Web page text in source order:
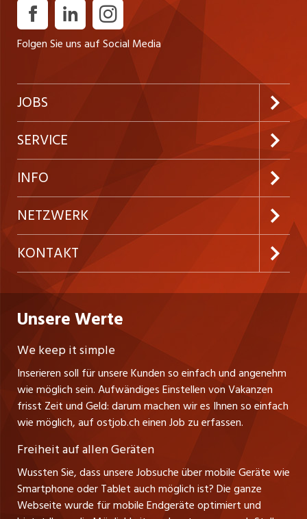
Folgen Sie uns auf Social Media
JOBS
Jobabo abonnieren
Neue Stellen
Festanstellungen
Temporäre Jobs
Freelance Jobs
Praktika
Lehrstellen
Führungspositionen
Management / Kader-Jobs
Berufsgruppen
Top-Regionen
SERVICE
Kundenlogin
Inserieren
Firmen
Personalvermittler
INFO
Preise & Leistungen
AGB
Datenschutzerklärung
Nutzungsbedingungen
Stellenmeldepflicht
Schnittstelle
Impressum
NETZWERK
westjob.at
nicejob.de
myjob.ch
zentraljob.ch
jobbasel.ch
jobbern.ch
jobmittelland.ch
jobzüri.ch
schaffu.ch (VS)
KONTAKT
CH Media Classifieds AG
Fürstenlandstrasse 122
CH-9001 St. Gallen
Tel. +41 71 272 73 80
info@ostjob.ch/inserate@ostjob.ch
Henrik Jasek
Leiter ostjob.ch
Fredy Pillinger
Verkauf und Beratung
Christoph Walzl
Verkauf und Beratung
Unsere Werte
We keep it simple
Inserieren soll für unsere Kunden so einfach und angenehm
wie möglich sein. Aufwändiges Einstellen von Vakanzen
frisst Zeit und Geld: darum machen wir es Ihnen so einfach
wie möglich, auf ostjob.ch einen Job zu erfassen.
Freiheit auf allen Geräten
Wussten Sie, dass unsere Jobsuche über mobile Geräte wie
Smartphone oder Tablet auch möglich ist? Die ganze
Webseite wurde für mobile Endgeräte optimiert und